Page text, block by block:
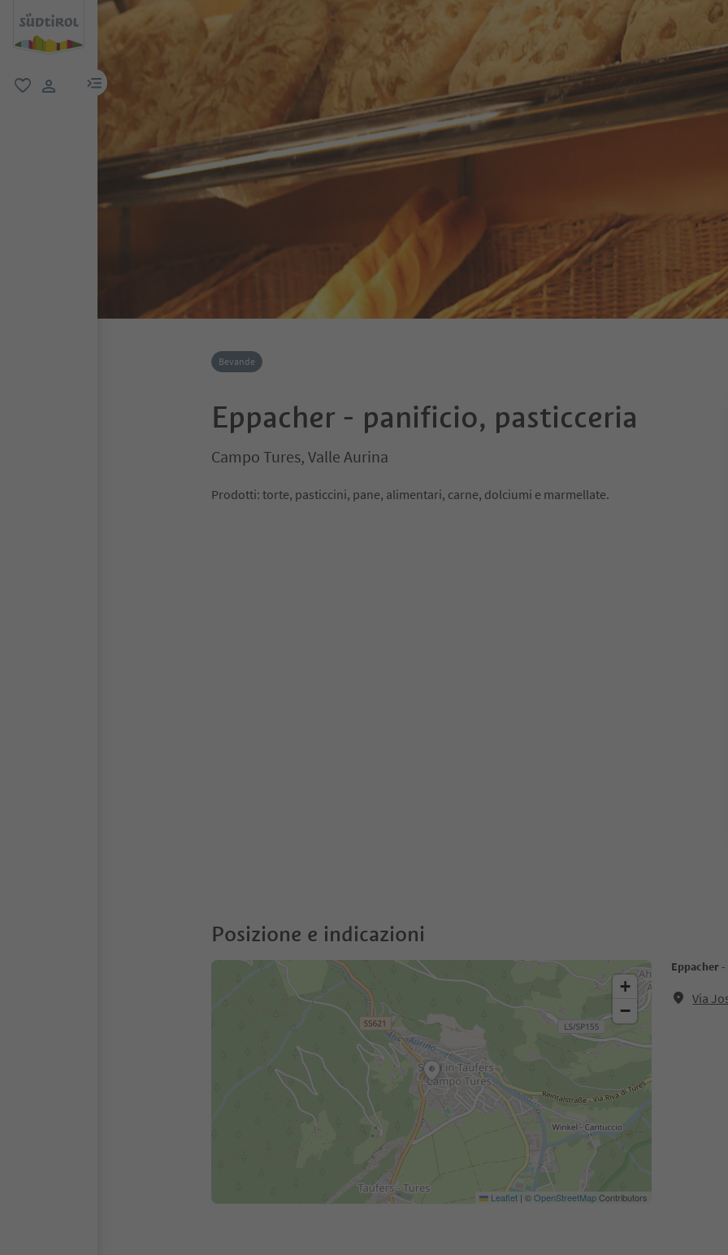
menu link
Bevande
Eppacher - panificio, pasticceria
Campo Tures, Valle Aurina
Prodotti: torte, pasticcini, pane, alimentari, carne, dolciumi e marmellate.
Posizione e indicazioni
Eppacher
Via
+
−
Leaflet | ©OpenStreetMapContributors